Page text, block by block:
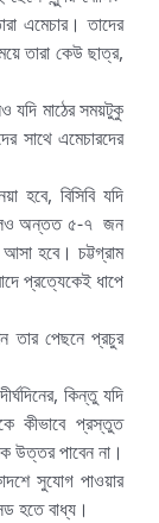
এমেচার। তাদের
তারা কেউ ছাত্র,
যদি মাঠের সময়টুকু
সাথে এমেচারদের
হবে, বিসিবি যদি
অন্তত ৫-৭ জন
হবে। চট্টগ্রাম
প্রত্যেকেই ধাপে
তার পেছনে প্রচুর
কিন্তু যদি
কীভাবে প্রস্তুত
উত্তর পাবেন না।
সুযোগ পাওয়ার
হতে বাধ্য।